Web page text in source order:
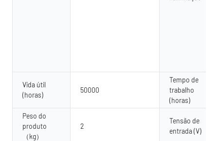
Vida útil
(horas)
50000
Tempo de
trabalho
(horas)
Peso do
produto
（kg）
2
Tensão de
entrada (V)